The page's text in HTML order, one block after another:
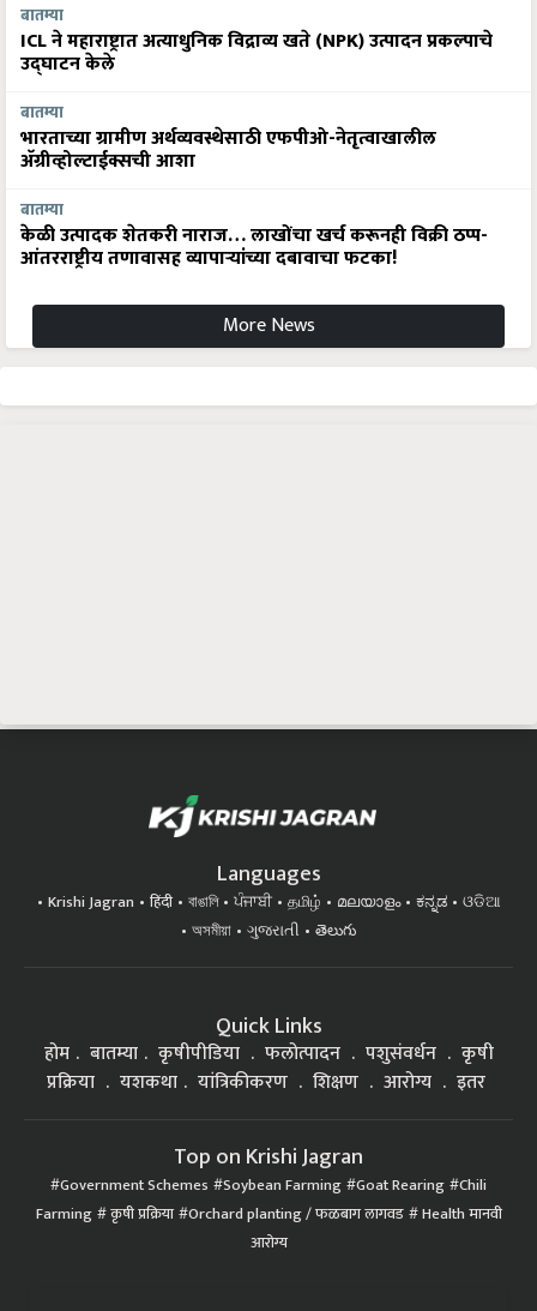
बातम्या
ICL ने महाराष्ट्रात अत्याधुनिक विद्राव्य खते (NPK) उत्पादन प्रकल्पाचे
उद्घाटन केले
बातम्या
भारताच्या ग्रामीण अर्थव्यवस्थेसाठी एफपीओ-नेतृत्वाखालील
अ‍ॅग्रीव्होल्टाईक्सची आशा
बातम्या
केळी उत्पादक शेतकरी नाराज… लाखोंचा खर्च करूनही विक्री ठप्प-
आंतरराष्ट्रीय तणावासह व्यापाऱ्यांच्या दबावाचा फटका!
More News
Languages
Krishi Jagran हिंदी বাঙালি ਪੰਜਾਬੀ தமிழ் മലയാളം ಕನ್ನಡ
ଓଡିଆ
অসমীয়া
ગુજરાતી తెలుగు
Quick Links
होम बातम्या कृषीपीडिया फलोत्पादन पशुसंवर्धन
कृषी
प्रक्रिया
यशकथा यांत्रिकीकरण शिक्षण आरोग्य इतर
Top on Krishi Jagran
Government Schemes Soybean Farming Goat Rearing Chili
Farming कृषी प्रक्रिया Orchard planting / फळबाग लागवड Health मानवी
आरोग्य